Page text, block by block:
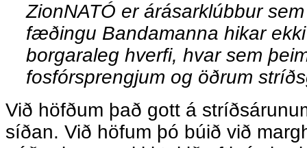
ZionNATÓ er árásarklúbbur
fæðingu Bandamanna hikar
borgaraleg hverfi, hvar sem
fosfórsprengjum og öðrum
Við höfðum það gott á
síðan. Við höfum þó búið við